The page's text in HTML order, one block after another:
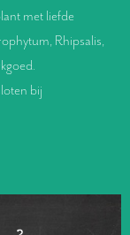
met liefde
Rhipsalis,
bij